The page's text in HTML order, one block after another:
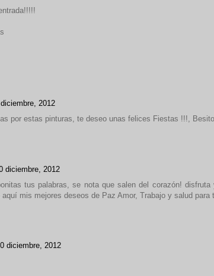
entrada!!!!!
2012
por estas pinturas, te deseo unas felices Fiestas !!!,
diciembre, 2012
tus palabras, se nota que salen del corazón!
aquí mis mejores deseos de Paz Amor, Trabajo y salud
diciembre, 2012